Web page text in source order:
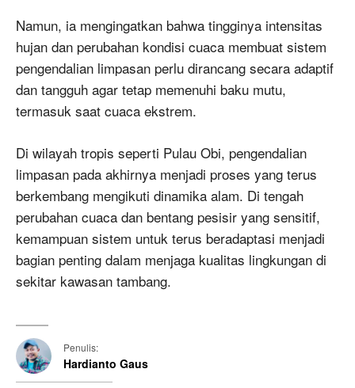
Namun, ia mengingatkan bahwa tingginya intensitas
hujan dan perubahan kondisi cuaca membuat sistem
pengendalian limpasan perlu dirancang secara adaptif
dan tangguh agar tetap memenuhi baku mutu,
termasuk saat cuaca ekstrem.
Di wilayah tropis seperti Pulau Obi, pengendalian
limpasan pada akhirnya menjadi proses yang terus
berkembang mengikuti dinamika alam. Di tengah
perubahan cuaca dan bentang pesisir yang sensitif,
kemampuan sistem untuk terus beradaptasi menjadi
bagian penting dalam menjaga kualitas lingkungan di
sekitar kawasan tambang.
Penulis:
Hardianto Gaus